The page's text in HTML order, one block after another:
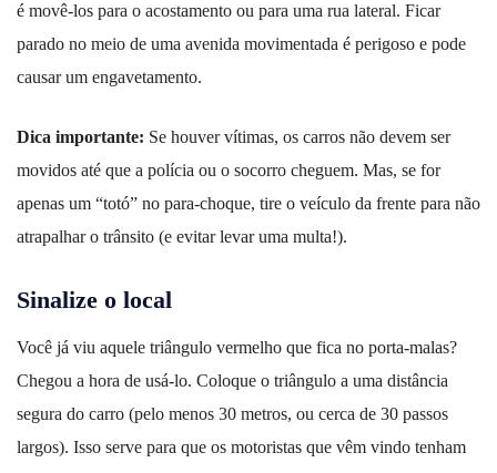
é movê-los para o acostamento ou para uma rua lateral. Ficar
parado no meio de uma avenida movimentada é perigoso e pode
causar um engavetamento.
Dica importante: Se houver vítimas, os carros não devem ser
movidos até que a polícia ou o socorro cheguem. Mas, se for
apenas um “totó” no para-choque, tire o veículo da frente para não
atrapalhar o trânsito (e evitar levar uma multa!).
Sinalize o local
Você já viu aquele triângulo vermelho que fica no porta-malas?
Chegou a hora de usá-lo. Coloque o triângulo a uma distância
segura do carro (pelo menos 30 metros, ou cerca de 30 passos
largos). Isso serve para que os motoristas que vêm vindo tenham